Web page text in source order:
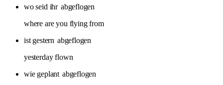
wo seid ihr abgeflogen
where are you flying from
ist gestern abgeflogen
yesterday flown
wie geplant abgeflogen